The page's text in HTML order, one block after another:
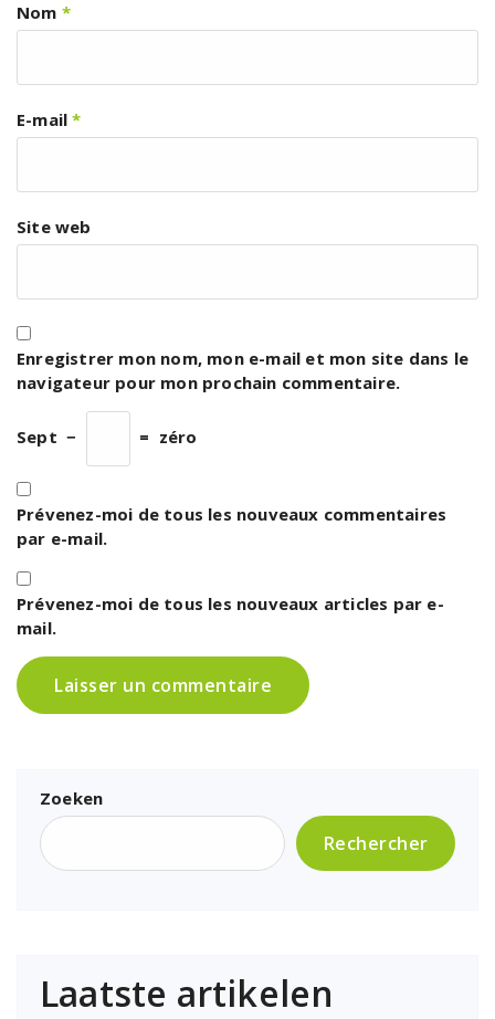
Nom *
E-mail*
Site web
Enregistrer mon nom, mon e-mail et mon site dans le
navigateur pour mon prochain commentaire.
Sept − = zéro
Prévenez-moi de tous les nouveaux commentaires
par e-mail.
Prévenez-moi de tous les nouveaux articles par e-
mail.
Zoeken
Rechercher
Laatste artikelen